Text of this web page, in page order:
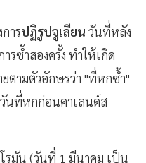
ารปฏิรูปจูเลียน วันที่หลัง
รซ้ำสองครั้ง ทำให้เกิด
ตามตัวอักษรว่า "ที่หกซ้ำ"
นที่หกก่อนคาเลนด์ส
รมัน (วันที่ 1 มีนาคม เป็น